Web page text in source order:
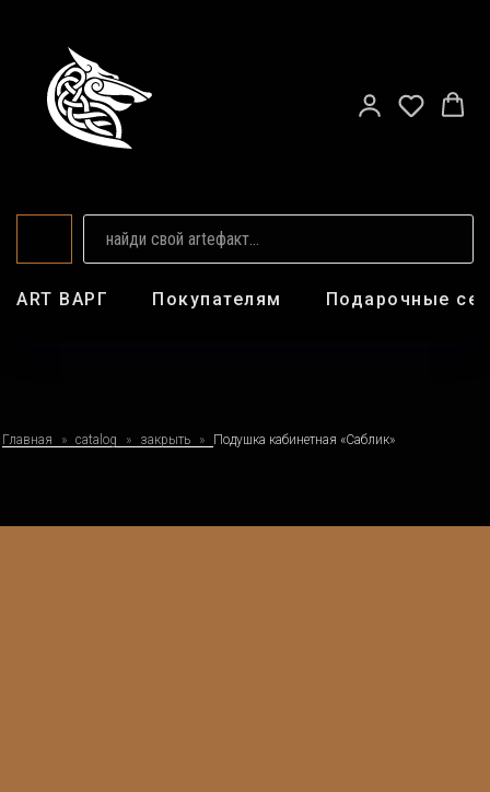
ART ВАРГ Покупателям Подарочные
Главная catalog закрыть Подушка кабинетная «Саблик»